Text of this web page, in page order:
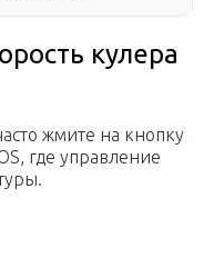
кулера
жмите на кнопку
где управление